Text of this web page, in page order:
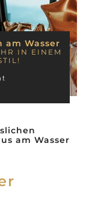
am Wasser
IN EINEM U
am Wasser